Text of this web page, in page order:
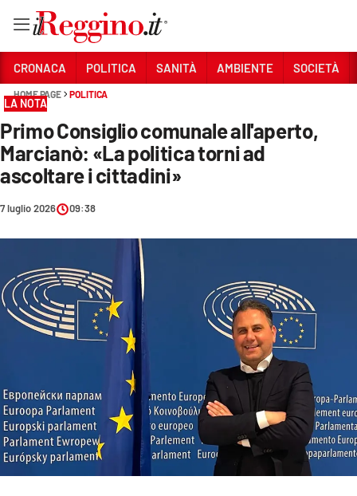
Sezioni
CRONACA
POLITICA
SANITÀ
AMBIENTE
SOCIETÀ
CULTURA
ECONOMIA E LAVORO
SPORT
Streaming
CRONACA POLITICA SANITÀ AMBIENTE SOCIETÀ
HOME PAGE POLITICA
LA NOTA
Primo Consiglio comunale all'aperto,
Marcianò: «La politica torni ad
ascoltare i cittadini»
7 luglio 2026 09:38